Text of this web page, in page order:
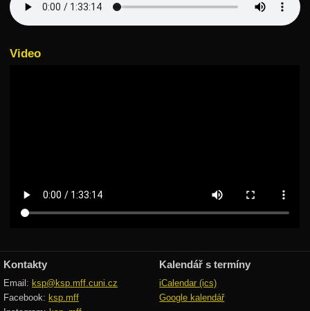
Video
Vektory
Teorie složitosti
Kontakty
Email: ksp@ksp.mff.cuni.cz
Facebook: ksp.mff
Kalendář s termíny
iCalendar (ics)
Google kalendář